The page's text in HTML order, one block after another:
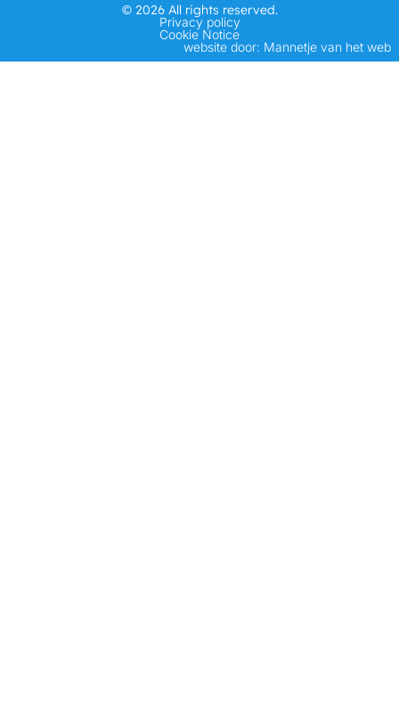
© 2026 All rights reserved.
Privacy policy
Cookie Notice
website door: Mannetje van het web